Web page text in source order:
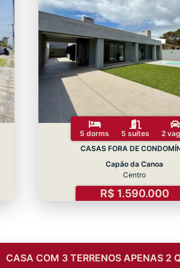
5 dorms 5 suítes
2
CASAS FORA DE
Capão da Canoa
Centro
R$ 1.590.000
CASA COM 3 TERRENOS APENAS 2